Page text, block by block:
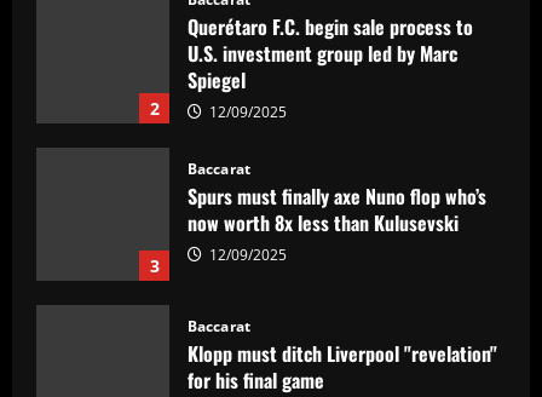
2
Querétaro F.C. begin sale process to
U.S. investment group led by Marc
Spiegel
12/09/2025
3
Baccarat
Spurs must finally axe Nuno flop who’s
now worth 8x less than Kulusevski
12/09/2025
Baccarat
Klopp must ditch Liverpool "revelation"
for his final game